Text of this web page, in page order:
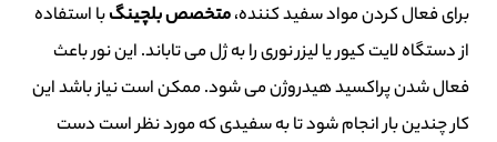
برای فعال کردن مواد سفید کننده،متخصصبلچینگبا استفاده
از دستگاه لایت کیور یا لیزر نوری را به ژل می تاباند. این نور باعث
فعال شدن پراکسید هیدروژن می شود. ممکن است نیاز باشد این
کار چندین بار انجام شود تا به سفیدی که مورد نظر است دست